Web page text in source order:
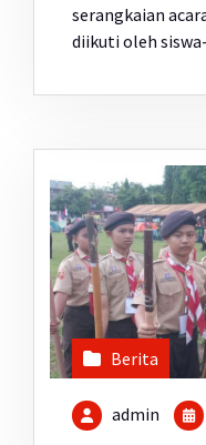
serangkaian
diikuti oleh
Berita
admin